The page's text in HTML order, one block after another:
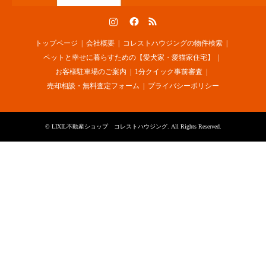
トップページ 会社概要
コレストハウジングの物件検索
ペットと幸せに暮らすための【愛犬家・愛猫家住宅】
お客様駐車場のご案内
1分クイック事前審査
売却相談・無料査定フォーム
プライバシーポリシー
© LIXIL不動産ショップ コレストハウジング. All Rights Reserved.